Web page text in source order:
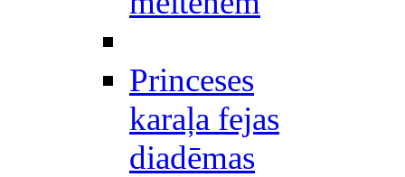
Princeses
karaļa fejas
diadēmas